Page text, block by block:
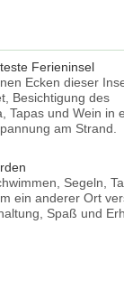
Ferieninsel
Ecken dieser
Besichtigung des
Tapas und Wein in
am Strand.
Segeln,
ein anderer Ort
Spaß und